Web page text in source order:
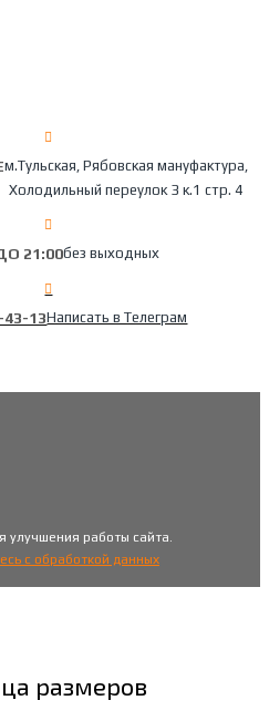
м.Тульская, Рябовская мануфактура,
Холодильный переулок 3 к.1 стр. 4
21:00без выходных
43-13Написать в Телеграм
улучшения работы сайта.
с обработкой данных
размеров